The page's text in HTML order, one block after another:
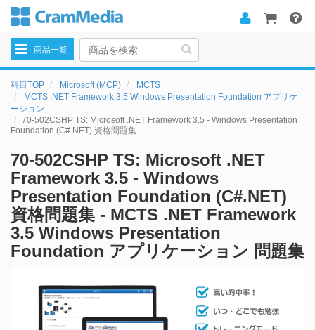
navigation
商品一覧
科目TOP Microsoft (MCP)
MCTS
MCTS .NET Framework 3.5 Windows Presentation Foundation アプリケ
ーション
70-502CSHP TS: Microsoft .NET Framework 3.5 - Windows Presentation
Foundation (C#.NET) 資格問題集
70-502CSHP TS: Microsoft .NET
Framework 3.5 - Windows
Presentation Foundation (C#.NET)
資格問題集 - MCTS .NET Framework
3.5 Windows Presentation
Foundation アプリケーション 問題集